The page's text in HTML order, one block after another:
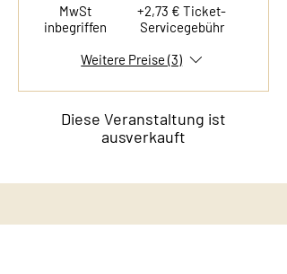
MwSt
inbegriffen
+2,73 € Ticket-
Servicegebühr
Weitere Preise (3)
Diese Veranstaltung ist
ausverkauft